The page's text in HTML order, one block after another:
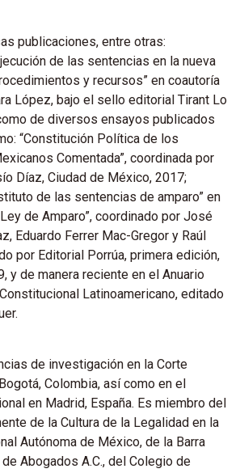
publicaciones, entre otras:
de las sentencias en la nueva
y recursos” en coautoría
López, bajo el sello editorial Tirant Lo
de diversos ensayos publicados
“Constitución Política de los
Comentada”, coordinada por
Díaz, Ciudad de México, 2017;
de las sentencias de amparo” en
de Amparo”, coordinado por José
Eduardo Ferrer Mac-Gregor y Raúl
por Editorial Porrúa, primera edición,
y de manera reciente en el Anuario
Latinoamericano, editado
de investigación en la Corte
Colombia, así como en el
en Madrid, España. Es miembro del
de la Cultura de la Legalidad en la
Autónoma de México, de la Barra
Abogados A.C., del Colegio de